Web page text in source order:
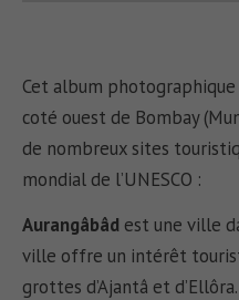
Cet album
coté ouest de Bombay
de nombreux sites
mondial de l’UNESCO :
Aurangâbâd est une ville
ville offre un intérêt
grottes d’Ajantâ et d’Ellôra.